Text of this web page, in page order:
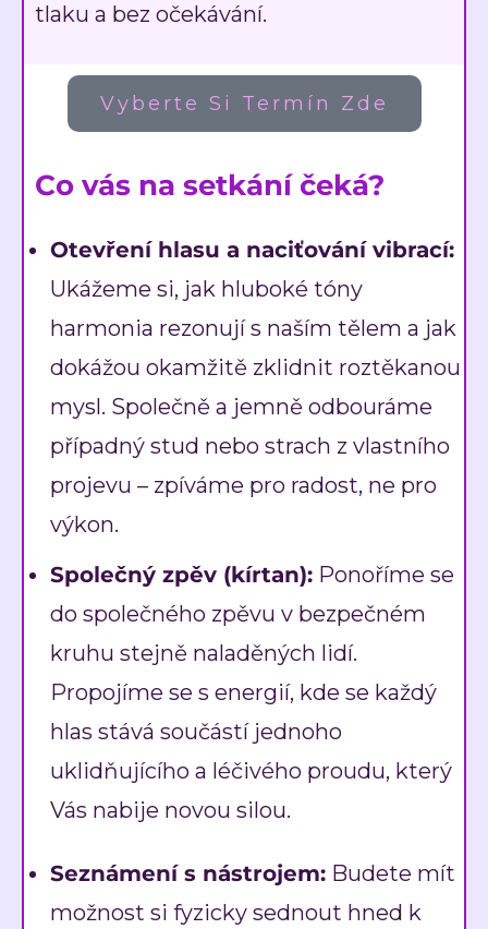
tlaku a bez očekávání.
Vyberte Si Termín Zde
Co vás na setkání čeká?
Otevření hlasu a naciťování vibrací:
Ukážeme si, jak hluboké tóny
harmonia rezonují s naším tělem a jak
dokážou okamžitě zklidnit roztěkanou
mysl. Společně a jemně odbouráme
případný stud nebo strach z vlastního
projevu – zpíváme pro radost, ne pro
výkon.
Společný zpěv (kírtan): Ponoříme se
do společného zpěvu v bezpečném
kruhu stejně naladěných lidí.
Propojíme se s energií, kde se každý
hlas stává součástí jednoho
uklidňujícího a léčivého proudu, který
Vás nabije novou silou.
Seznámení s nástrojem: Budete mít
možnost si fyzicky sednout hned k